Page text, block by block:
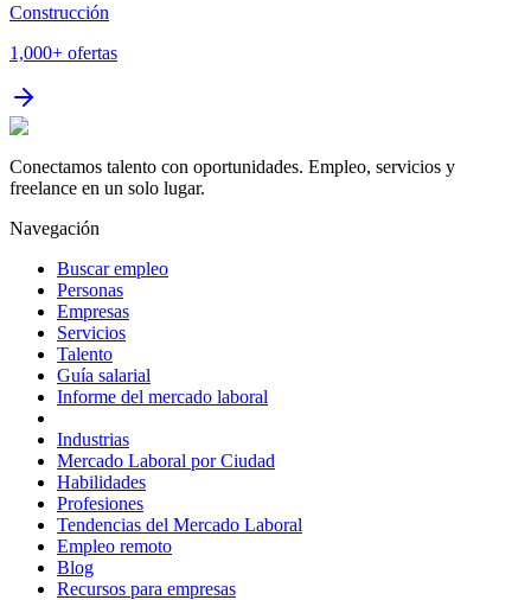
Construcción
1,000+ ofertas
Conectamos talento con oportunidades. Empleo, servicios y
freelance en un solo lugar.
Navegación
Buscar empleo
Personas
Empresas
Servicios
Talento
Guía salarial
Informe del mercado laboral
Industrias
Mercado Laboral por Ciudad
Habilidades
Profesiones
Tendencias del Mercado Laboral
Empleo remoto
Blog
Recursos para empresas